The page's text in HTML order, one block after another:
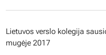
Lietuvos verslo kolegija
mugėje 2017